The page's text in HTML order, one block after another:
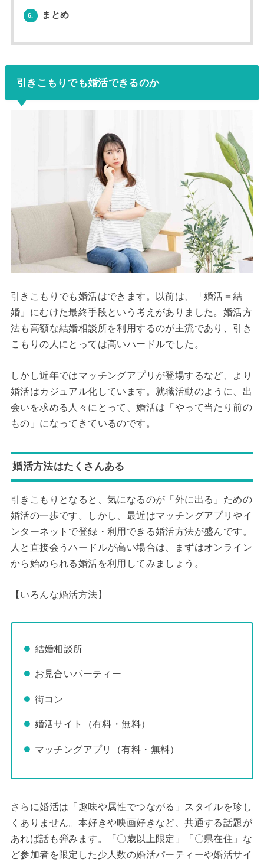
6. まとめ
引きこもりでも婚活できるのか
引きこもりでも婚活はできます。以前は、「婚活＝結
婚」にむけた最終手段という考えがありました。婚活方
法も高額な結婚相談所を利用するのが主流であり、引き
こもりの人にとっては高いハードルでした。
しかし近年ではマッチングアプリが登場するなど、より
婚活はカジュアル化しています。就職活動のように、出
会いを求める人々にとって、婚活は「やって当たり前の
もの」になってきているのです。
婚活方法はたくさんある
引きこもりとなると、気になるのが「外に出る」ための
婚活の一歩です。しかし、最近はマッチングアプリやイ
ンターネットで登録・利用できる婚活方法が盛んです。
人と直接会うハードルが高い場合は、まずはオンライン
から始められる婚活を利用してみましょう。
【いろんな婚活方法】
結婚相談所
お見合いパーティー
街コン
婚活サイト（有料・無料）
マッチングアプリ（有料・無料）
さらに婚活は「趣味や属性でつながる」スタイルを珍し
くありません。本好きや映画好きなど、共通する話題が
あれば話も弾みます。「〇歳以上限定」「〇県在住」な
ど参加者を限定した少人数の婚活パーティーや婚活サイ